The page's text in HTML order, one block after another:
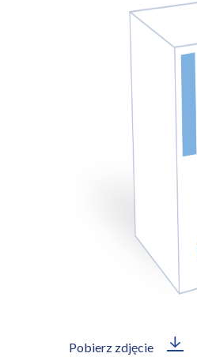
Pobierz zdjęcie